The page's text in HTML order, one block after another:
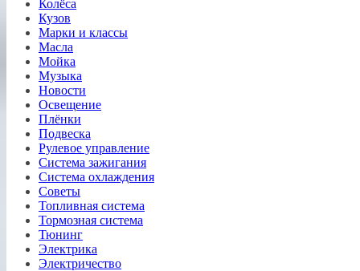
Колёса
Кузов
Марки и классы
Масла
Мойка
Музыка
Новости
Освещение
Плёнки
Подвеска
Рулевое управление
Система зажигания
Система охлаждения
Советы
Топливная система
Тормозная система
Тюнинг
Электрика
Электричество